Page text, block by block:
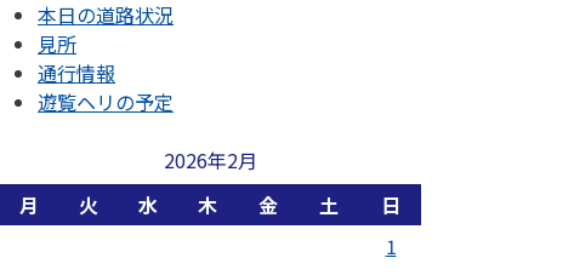
本日の道路状況
見所
通行情報
遊覧ヘリの予定
2026年2月
月
火 水 木 金 土
日
1